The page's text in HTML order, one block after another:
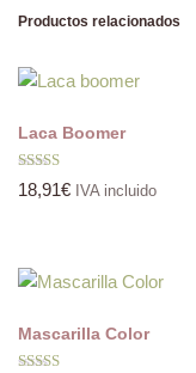
Productos relacionados
Laca Boomer
Valorado
con
18,91€ IVA incluido
Mascarilla Color